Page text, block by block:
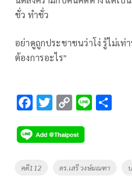
ชั่ว ทำชั่ว
อย่าดูถูกประชาชนว่าโง่ รู้ไม่เ
ต้องการอะไร"
F
e
b
o
T
tt
er
C
p
y
Li
Li
Tags
คดี112 ดร.เสรี วงษ์มณฑา